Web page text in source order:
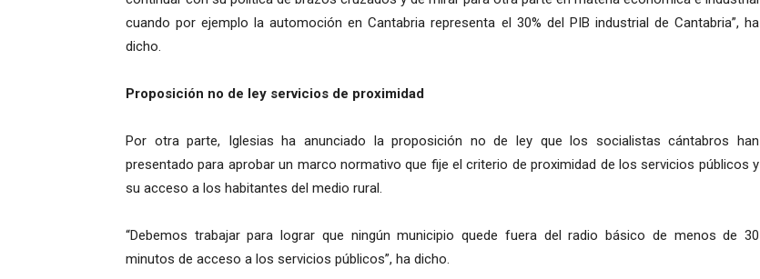
cuando por ejemplo la automoción en Cantabria representa el 30% del PIB industrial de Cantabria”, ha
dicho.
Proposición no de ley servicios de proximidad
Por otra parte, Iglesias ha anunciado la proposición no de ley que los socialistas cántabros han
presentado para aprobar un marco normativo que fije el criterio de proximidad de los servicios públicos y
su acceso a los habitantes del medio rural.
“Debemos trabajar para lograr que ningún municipio quede fuera del radio básico de menos de 30
minutos de acceso a los servicios públicos”, ha dicho.